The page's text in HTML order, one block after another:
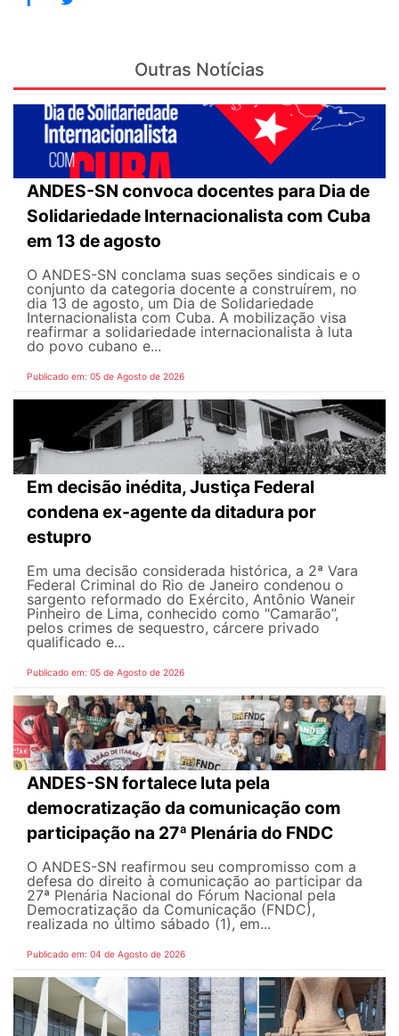
Outras Notícias
ANDES-SN convoca docentes para Dia de
Solidariedade Internacionalista com Cuba
em 13 de agosto
O ANDES-SN conclama suas seções sindicais e o
conjunto da categoria docente a construírem, no
dia 13 de agosto, um Dia de Solidariedade
Internacionalista com Cuba. A mobilização visa
reafirmar a solidariedade internacionalista à luta
do povo cubano e...
Publicado em: 05 de Agosto de 2026
Em decisão inédita, Justiça Federal
condena ex-agente da ditadura por
estupro
Em uma decisão considerada histórica, a 2ª Vara
Federal Criminal do Rio de Janeiro condenou o
sargento reformado do Exército, Antônio Waneir
Pinheiro de Lima, conhecido como "Camarão”,
pelos crimes de sequestro, cárcere privado
qualificado e...
Publicado em: 05 de Agosto de 2026
ANDES-SN fortalece luta pela
democratização da comunicação com
participação na 27ª Plenária do FNDC
O ANDES-SN reafirmou seu compromisso com a
defesa do direito à comunicação ao participar da
27ª Plenária Nacional do Fórum Nacional pela
Democratização da Comunicação (FNDC),
realizada no último sábado (1), em...
Publicado em: 04 de Agosto de 2026